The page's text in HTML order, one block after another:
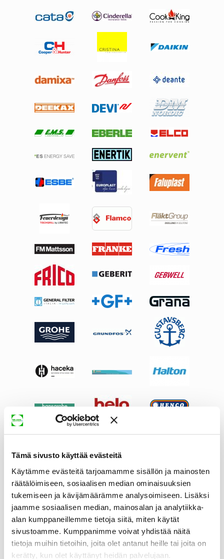
Tämä sivusto käyttää evästeitä
Käytämme evästeitä tarjoamamme sisällön ja mainosten
räätälöimiseen, sosiaalisen median ominaisuuksien
tukemiseen ja kävijämäärämme analysoimiseen. Lisäksi
jaamme sosiaalisen median, mainosalan ja analytiikka-
alan kumppaneillemme tietoja siitä, miten käytät
sivustoamme. Kumppanimme voivat yhdistää näitä
tietoja muihin tietoihin, joita olet antanut heille tai joita on
kerätty, kun olet käyttänyt heidän palvelujaan.